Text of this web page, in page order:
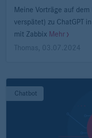
Meine Vorträge auf
verspätet) zu ChatGPT
mit Zabbix Mehr
Thomas
03.07.2024
Chatbot